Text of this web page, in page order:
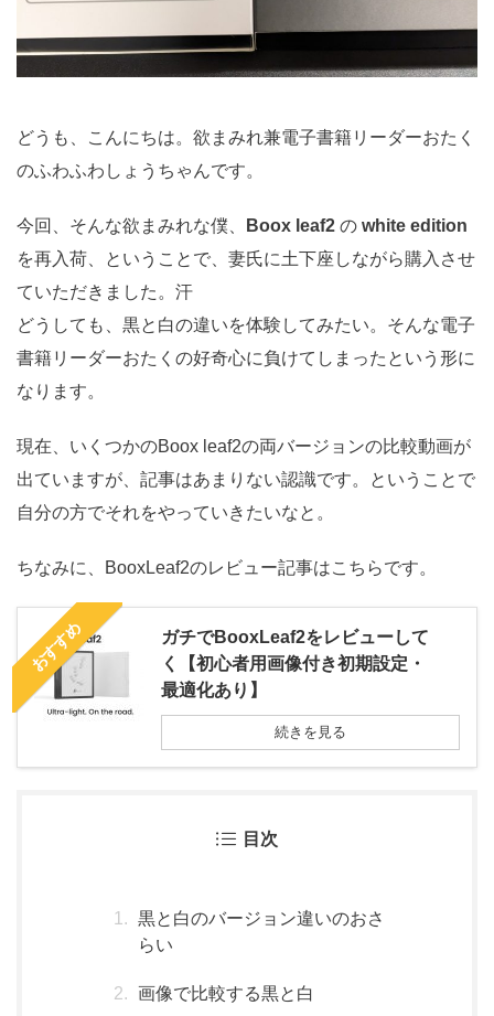
どうも、こんにちは。欲まみれ兼電子書籍リーダーおたく
のふわふわしょうちゃんです。
今回、そんな欲まみれな僕、 Boox leaf2 の white edition
を再入荷、ということで、妻氏に土下座しながら購入させ
ていただきました。汗
どうしても、黒と白の違いを体験してみたい。そんな電子
書籍リーダーおたくの好奇心に負けてしまったという形に
なります。
現在、いくつかのBoox leaf2の両バージョンの比較動画が
出ていますが、記事はあまりない認識です。ということで
自分の方でそれをやっていきたいなと。
ちなみに、BooxLeaf2のレビュー記事はこちらです。
おすすめ
ガチでBooxLeaf2をレビューして
く【初心者用画像付き初期設定・
最適化あり】
続きを見る
目次
黒と白のバージョン違いのおさ
らい
画像で比較する黒と白